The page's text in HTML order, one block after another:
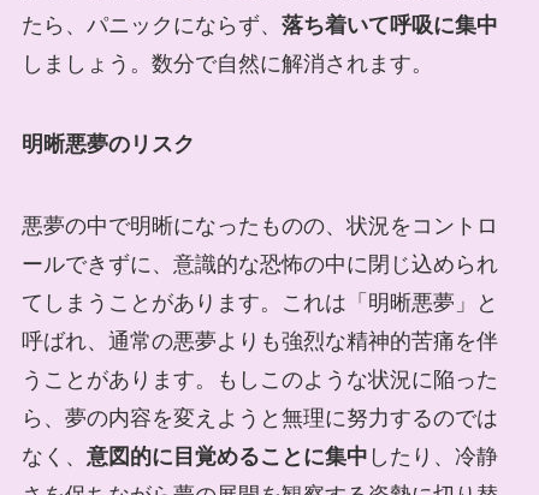
たら、パニックにならず、 落ち着いて呼吸に集中
しましょう。数分で自然に解消されます。
明晰悪夢のリスク
悪夢の中で明晰になったものの、状況をコントロ
ールできずに、意識的な恐怖の中に閉じ込められ
てしまうことがあります。これは「明晰悪夢」と
呼ばれ、通常の悪夢よりも強烈な精神的苦痛を伴
うことがあります。もしこのような状況に陥った
ら、夢の内容を変えようと無理に努力するのでは
なく、 意図的に目覚めることに集中 したり、冷静